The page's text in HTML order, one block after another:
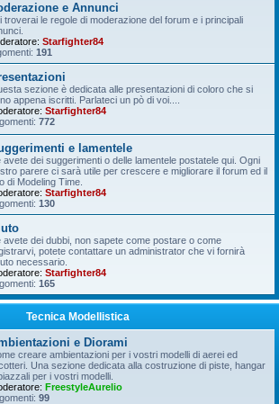
e Annunci
troverai le regole di moderazione del forum e i principali
Starfighter84
191
sezione è dedicata alle presentazioni di coloro che si
appena iscritti. Parlateci un pò di voi....
Starfighter84
772
e lamentele
avete dei suggerimenti o delle lamentele postatele qui. Ogni
parere ci sarà utile per crescere e migliorare il forum ed il
di Modeling Time.
Starfighter84
130
avete dei dubbi, non sapete come postare o come
potete contattare un administrator che vi fornirà
necessario.
Starfighter84
165
Tecnica Modellistica
e Diorami
creare ambientazioni per i vostri modelli di aerei ed
Una sezione dedicata alla costruzione di piste, hangar
per i vostri modelli.
FreestyleAurelio
99